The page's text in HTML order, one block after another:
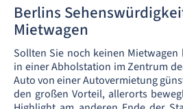
Berlins
Mietwagen
Sollten Sie noch keinen
in einer Abholstation im Zentrum
Auto von einer Autovermietung
den großen Vorteil, allerorts